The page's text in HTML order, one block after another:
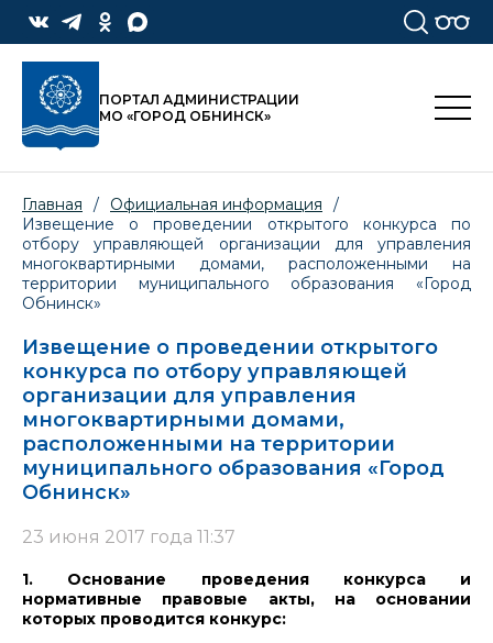
ПОРТАЛ АДМИНИСТРАЦИИ
МО «ГОРОД ОБНИНСК»
Главная / Официальная информация
/
Извещение о проведении открытого конкурса по
отбору управляющей организации для управления
многоквартирными домами, расположенными на
территории муниципального образования «Город
Обнинск»
Извещение о проведении открытого
конкурса по отбору управляющей
организации для управления
многоквартирными домами,
расположенными на территории
муниципального образования «Город
Обнинск»
23 июня 2017 года 11:37
1. Основание проведения конкурса и
нормативные правовые акты, на основании
которых проводится конкурс: